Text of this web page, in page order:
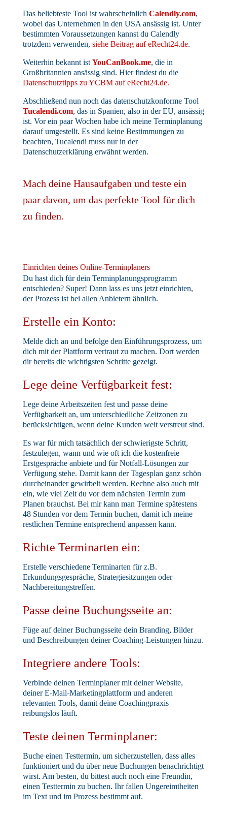
Das beliebteste Tool ist wahrscheinlich Calendly.com,
wobei das Unternehmen in den USA ansässig ist. Unter
bestimmten Voraussetzungen kannst du Calendly
trotzdem verwenden, siehe Beitrag auf eRecht24.de.
Weiterhin bekannt ist YouCanBook.me, die in
Großbritannien ansässig sind. Hier findest du die
Datenschutztipps zu YCBM auf eRecht24.de.
Abschließend nun noch das datenschutzkonforme Tool
Tucalendi.com, das in Spanien, also in der EU, ansässig
ist. Vor ein paar Wochen habe ich meine Terminplanung
darauf umgestellt. Es sind keine Bestimmungen zu
beachten, Tucalendi muss nur in der
Datenschutzerklärung erwähnt werden.
Mach deine Hausaufgaben und teste ein
paar davon, um das perfekte Tool für dich
zu finden.
Einrichten deines Online-Terminplaners
Du hast dich für dein Terminplanungsprogramm
entschieden? Super! Dann lass es uns jetzt einrichten,
der Prozess ist bei allen Anbietern ähnlich.
Erstelle ein Konto:
Melde dich an und befolge den Einführungsprozess, um
dich mit der Plattform vertraut zu machen. Dort werden
dir bereits die wichtigsten Schritte gezeigt.
Lege deine Verfügbarkeit fest:
Lege deine Arbeitszeiten fest und passe deine
Verfügbarkeit an, um unterschiedliche Zeitzonen zu
berücksichtigen, wenn deine Kunden weit verstreut sind.
Es war für mich tatsächlich der schwierigste Schritt,
festzulegen, wann und wie oft ich die kostenfreie
Erstgespräche anbiete und für Notfall-Lösungen zur
Verfügung stehe. Damit kann der Tagesplan ganz schön
durcheinander gewirbelt werden. Rechne also auch mit
ein, wie viel Zeit du vor dem nächsten Termin zum
Planen brauchst. Bei mir kann man Termine spätestens
48 Stunden vor dem Termin buchen, damit ich meine
restlichen Termine entsprechend anpassen kann.
Richte Terminarten ein:
Erstelle verschiedene Terminarten für z.B.
Erkundungsgespräche, Strategiesitzungen oder
Nachbereitungstreffen.
Passe deine Buchungsseite an:
Füge auf deiner Buchungsseite dein Branding, Bilder
und Beschreibungen deiner Coaching-Leistungen hinzu.
Integriere andere Tools:
Verbinde deinen Terminplaner mit deiner Website,
deiner E-Mail-Marketingplattform und anderen
relevanten Tools, damit deine Coachingpraxis
reibungslos läuft.
Teste deinen Terminplaner:
Buche einen Testtermin, um sicherzustellen, dass alles
funktioniert und du über neue Buchungen benachrichtigt
wirst. Am besten, du bittest auch noch eine Freundin,
einen Testtermin zu buchen. Ihr fallen Ungereimtheiten
im Text und im Prozess bestimmt auf.